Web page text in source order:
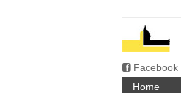
Facebook
Home